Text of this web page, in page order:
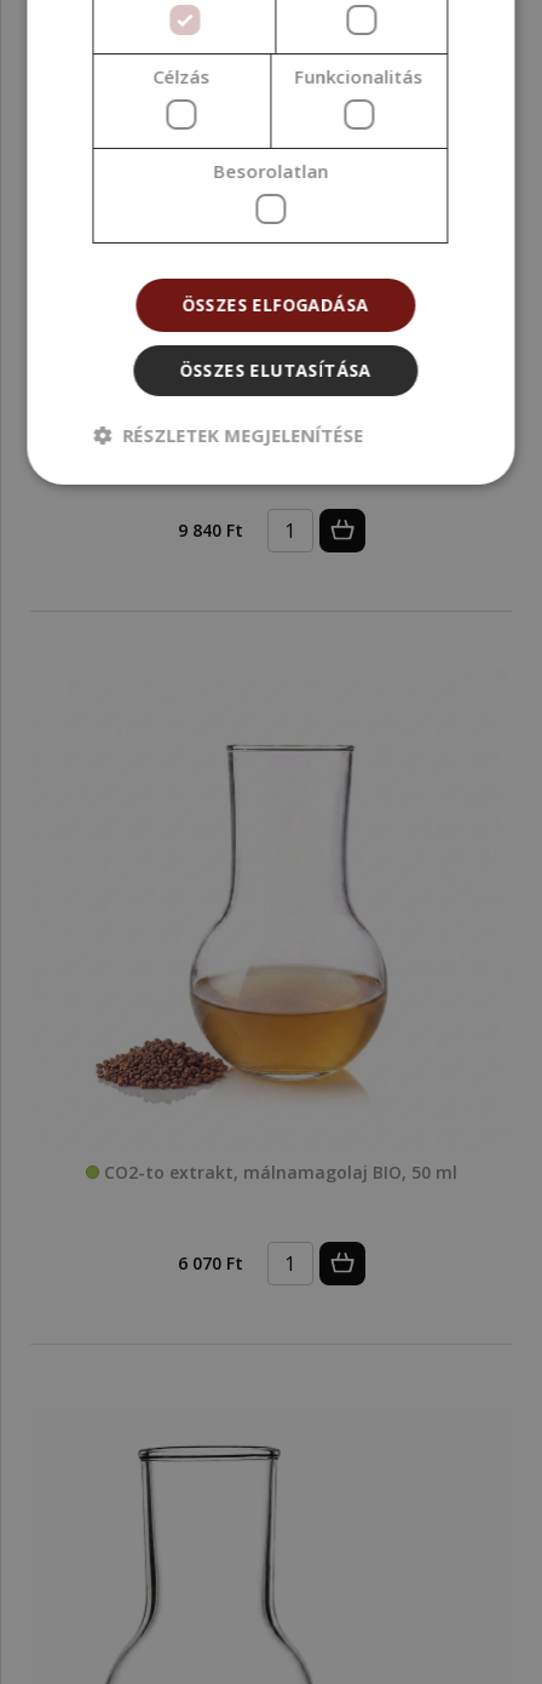
CO2-to extrakt, málnamag, BIO, 100 ml
9 840 Ft
CO2-to extrakt, málnamagolaj BIO, 50 ml
6 070 Ft
Célzás Funkcionalitás
Besorolatlan
ÖSSZES ELFOGADÁSA
ÖSSZES ELUTASÍTÁSA
RÉSZLETEK MEGJELENÍTÉSE